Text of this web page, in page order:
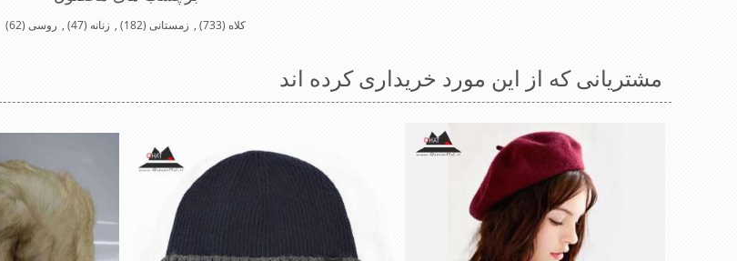
کلاه (733)
, زمستانی (182)
, زنانه (47)
, روسی (62)
مشتریانی که از این مورد خریداری کرده اند